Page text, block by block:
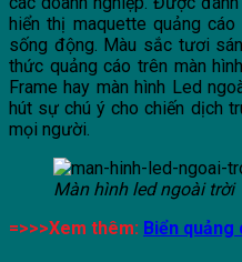
hiển thị maquette quảng
sống động. Màu sắc tươi
thức quảng cáo trên màn
Frame hay màn hình Led
hút sự chú ý cho chiến dịch
mọi người.
Màn hình led ngoài trời
=>>>Xem thêm: Biển quảng